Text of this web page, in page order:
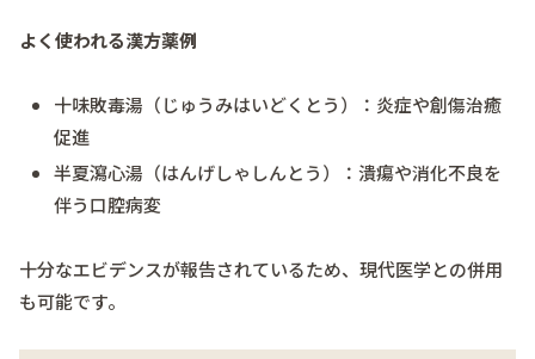
よく使われる漢方薬例
十味敗毒湯（じゅうみはいどくとう）：炎症や創傷治癒
促進
半夏瀉心湯（はんげしゃしんとう）：潰瘍や消化不良を
伴う口腔病変
十分なエビデンスが報告されているため、現代医学との併用
も可能です。